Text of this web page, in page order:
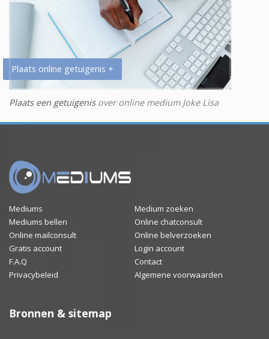
Plaats online getuigenis +
Plaats een getuigenisover online medium Joke Lisa
Mediums
Medium zoeken
Mediums bellen
Online chatconsult
Online mailconsult
Online belverzoeken
Gratis account
Login account
F.A.Q
Contact
Privacybeleid
Algemene voorwaarden
Bronnen & sitemap